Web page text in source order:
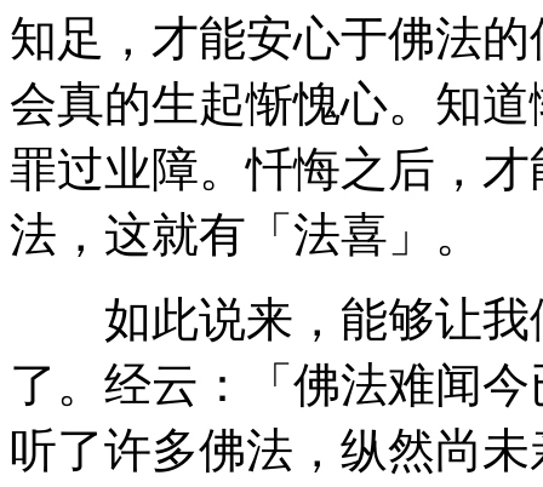
知足，才能安心于佛法
会真的生起惭愧心。知
罪过业障。忏悔之后，
法，这就有「法喜」。
如此说来，能够让我
了。经云：「佛法难闻
听了许多佛法，纵然尚